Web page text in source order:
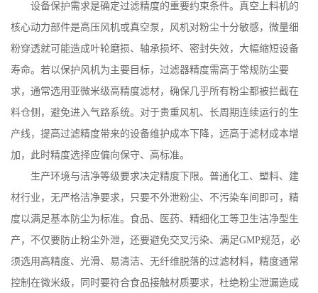
设备保护需求是确定过滤精度的重要约束条件。真空上料机的
核心动力部件是高压风机或真空泵，风机对粉尘十分敏感，微量细
粉穿透就可能造成叶轮磨损、轴承损坏、密封失效，大幅缩短设备
寿命。若以保护风机为主要目标，过滤器精度需高于常规防尘要
求，通常选用亚微米级高精度滤材，确保几乎所有粉尘都被拦截在
料仓侧，避免进入气路系统。对于贵重风机、长周期连续运行的生
产线，提高过滤精度带来的设备维护成本下降，远高于滤材成本增
加，此时精度选择应偏向保守、高标准。
生产环境与洁净等级要求决定精度下限。普通化工、塑料、建
材行业，无严格洁净要求，只要不外泄粉尘、不污染车间即可，精
度以满足基本防尘为标准。食品、医药、精细化工等卫生洁净型生
产，不仅要防止粉尘外泄，还要避免交叉污染、满足GMP规范，必
须选用高精度、光滑、易清洁、无纤维脱落的过滤材料，精度通常
控制在微米级，同时要符合食品接触材质要求，杜绝粉尘泄漏造成